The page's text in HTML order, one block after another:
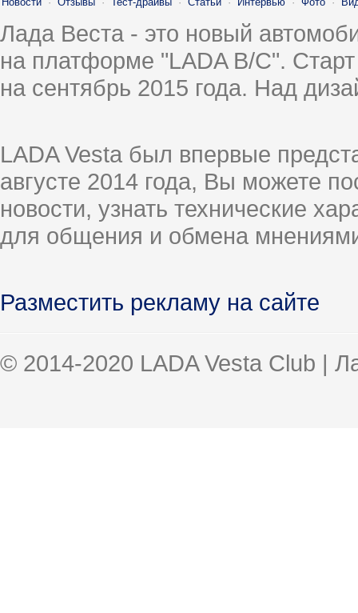
Лада Веста - это новый
на платформе "LADA B/C".
на сентябрь 2015 года. Над
LADA Vesta был впервые
августе 2014 года, Вы можете
новости, узнать технические
для общения и обмена
Разместить рекламу на сайте
© 2014-2020 LADA Vesta Club |